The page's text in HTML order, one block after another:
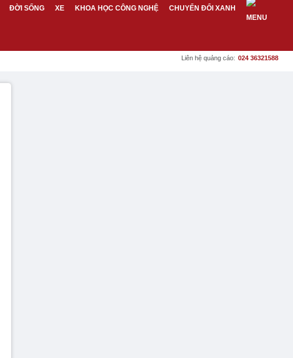
ĐỜI SỐNG XE KHOA HỌC CÔNG NGHỆ CHUYỂN ĐỔI XANH
Liên hệ quảng cáo: 024 36321588